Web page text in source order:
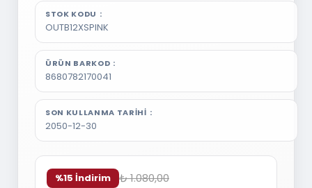
STOK KODU
OUTB12XSPINK
ÜRÜN BARKOD
8680782170041
SON KULLANMA TARIHI
2050-12-30
%15 İndirim ₺ 1.080,00